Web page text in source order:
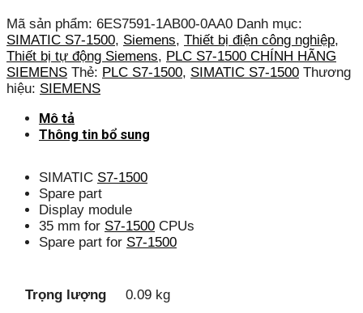
Mã sản phẩm: 6ES7591-1AB00-0AA0 Danh mục:
SIMATIC S7-1500, Siemens, Thiết bị điện công nghiệp,
Thiết bị tự động Siemens, PLC S7-1500 CHÍNH HÃNG
SIEMENS Thẻ: PLC S7-1500, SIMATIC S7-1500 Thương
hiệu: SIEMENS
Mô tả
Thông tin bổ sung
SIMATIC S7-1500
Spare part
Display module
35 mm for S7-1500 CPUs
Spare part for S7-1500
Trọng lượng 0.09 kg